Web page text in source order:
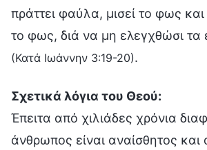
πράττει φαύλα, μισεί το φως και
το φως, διά να μη ελεγχθώσι τα
(Κατά Ιωάννην 3:19-20).
Σχετικά λόγια του Θεού:
Έπειτα από χιλιάδες χρόνια
άνθρωπος είναι αναίσθητος και